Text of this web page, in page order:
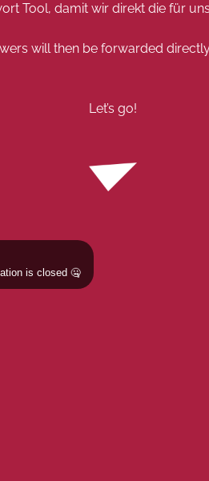
Tool, damit wir direkt die für
will then be forwarded
Let’s go!